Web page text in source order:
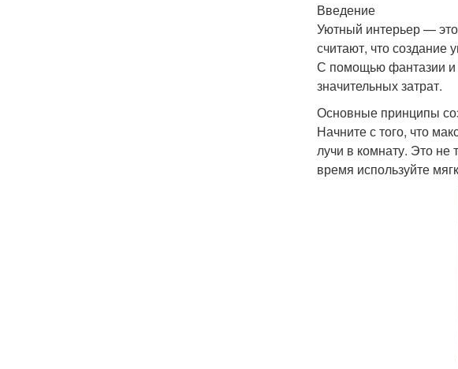
Введение
Уютный интерьер —
считают, что создание
С помощью фантазии и
значительных затрат.
Основные принципы
Начните с того, что
лучи в комнату. Это не
время используйте